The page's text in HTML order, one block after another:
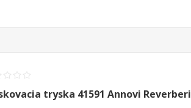
tryska 41591 Annovi Reverberi